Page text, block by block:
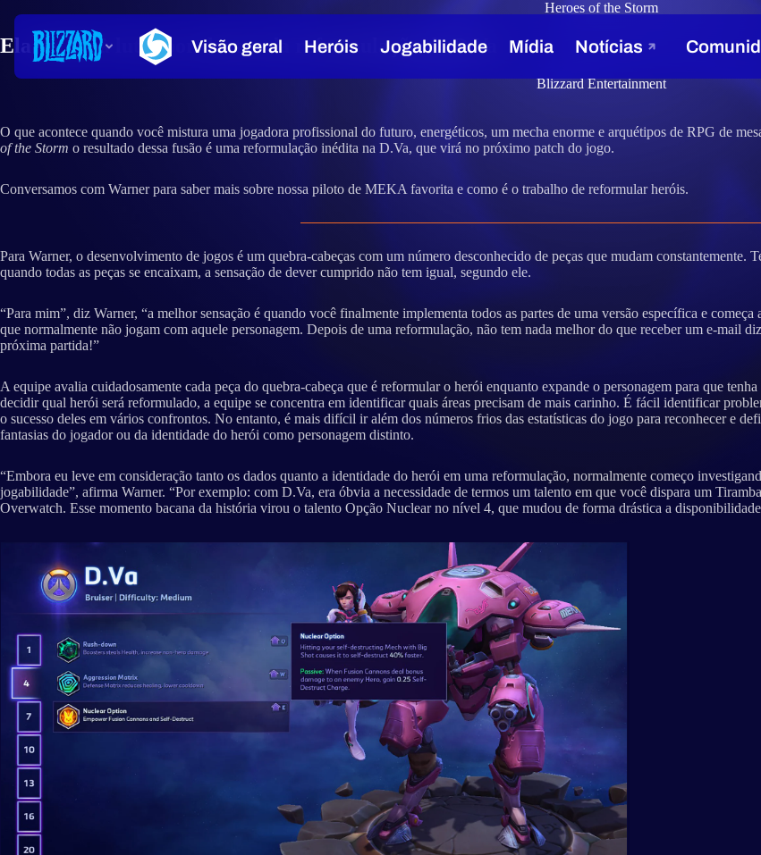
Heroes of the Storm
Ela voltou à luta: por dentro da reformulação de D.Va
Blizzard Entertainment
O que acontece quando você mistura uma jogadora profissional do futuro, energéticos, um mecha enorme e arquétipos de RPG de
of the Storm o resultado dessa fusão é uma reformulação inédita na D.Va, que virá no próximo patch do jogo.
Conversamos com Warner para saber mais sobre nossa piloto de MEKA favorita e como é o trabalho de reformular heróis.
Para Warner, o desenvolvimento de jogos é um quebra-cabeças com um número desconhecido de peças que mudam constantemente.
quando todas as peças se encaixam, a sensação de dever cumprido não tem igual, segundo ele.
“Para mim”, diz Warner, “a melhor sensação é quando você finalmente implementa todos as partes de uma versão específica e
que normalmente não jogam com aquele personagem. Depois de uma reformulação, não tem nada melhor do que receber um e-mail
próxima partida!”
A equipe avalia cuidadosamente cada peça do quebra-cabeça que é reformular o herói enquanto expande o personagem para que
decidir qual herói será reformulado, a equipe se concentra em identificar quais áreas precisam de mais carinho. É fácil identificar
o sucesso deles em vários confrontos. No entanto, é mais difícil ir além dos números frios das estatísticas do jogo para reconhecer e
fantasias do jogador ou da identidade do herói como personagem distinto.
“Embora eu leve em consideração tanto os dados quanto a identidade do herói em uma reformulação, normalmente começo
jogabilidade”, afirma Warner. “Por exemplo: com D.Va, era óbvia a necessidade de termos um talento em que você dispara um
Overwatch. Esse momento bacana da história virou o talento Opção Nuclear no nível 4, que mudou de forma drástica a